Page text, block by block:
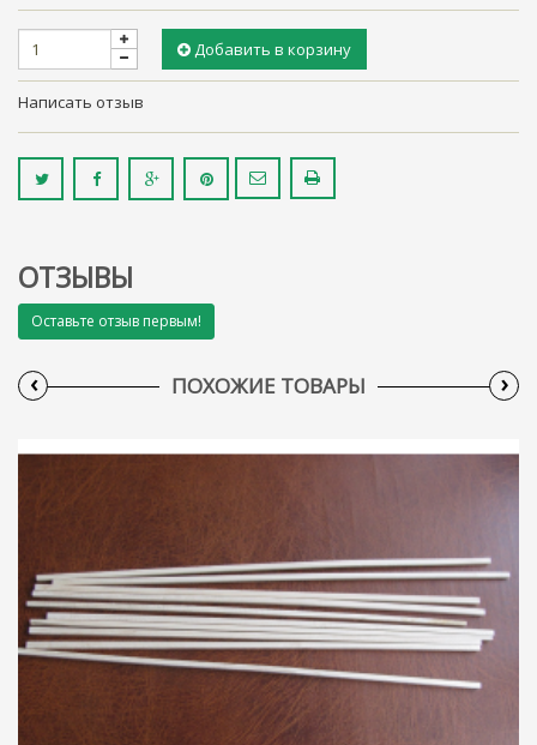
Добавить в корзину
Написать отзыв
ОТЗЫВЫ
Оставьте отзыв первым!
ПОХОЖИЕ ТОВАРЫ
‹ ›